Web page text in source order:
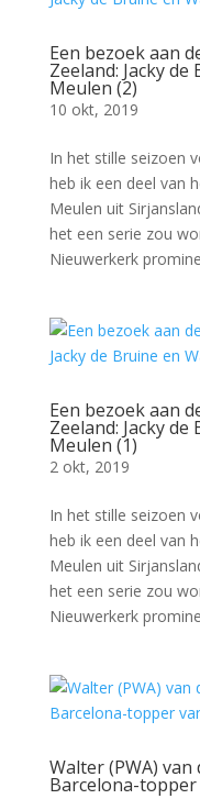
Een bezoek aan
Zeeland: Jacky
Meulen (2)
10 okt, 2019
In het stille seizoen
heb ik een deel van
Meulen uit
het een serie zou
Nieuwerkerk
Een bezoek aan
Zeeland: Jacky
Meulen (1)
2 okt, 2019
In het stille seizoen
heb ik een deel van
Meulen uit
het een serie zou
Nieuwerkerk
Walter (PWA)
Barcelona-